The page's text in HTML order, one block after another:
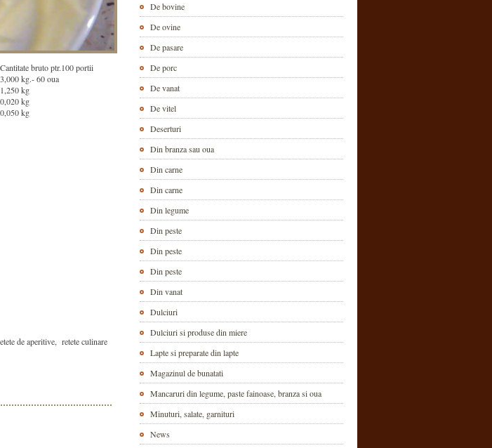
Cantitate bruto ptr.100 portii
3,000 kg.- 60 oua
1,250 kg
0,020 kg
0,050 kg
de aperitive, retete culinare
De bovine
De ovine
De pasare
De porc
De vanat
De vitel
Deserturi
Din branza sau oua
Din carne
Din carne
Din legume
Din peste
Din peste
Din peste
Din vanat
Dulciuri
Dulciuri si produse din miere
Lapte si preparate din lapte
Magazinul de bunatati
Mancaruri din legume, paste fainoase, branza si oua
Minuturi, salate, garnituri
News